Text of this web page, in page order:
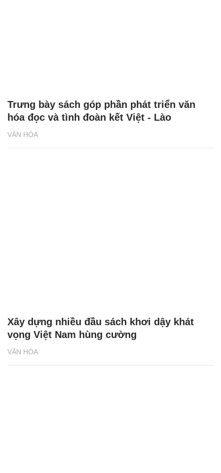
VĂN HÓA
Trưng bày sách góp phần phát triển văn
hóa đọc và tình đoàn kết Việt - Lào
VĂN HÓA
Xây dựng nhiều đầu sách khơi dậy khát
vọng Việt Nam hùng cường